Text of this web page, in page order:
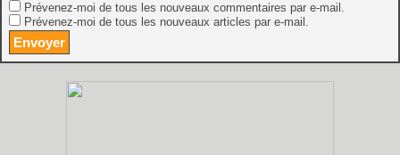
Prévenez-moi de tous les nouveaux commentaires par e-mail.
Prévenez-moi de tous les nouveaux articles par e-mail.